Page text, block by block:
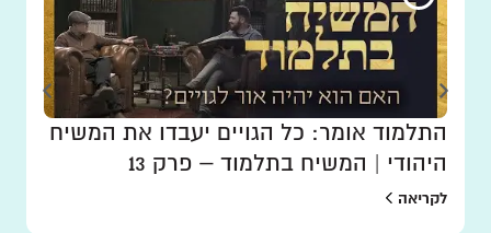
התלמוד אומר: כל הגויים יעבדו את המשיח
היהודי | המשיח בתלמוד – פרק 13
לקריאה